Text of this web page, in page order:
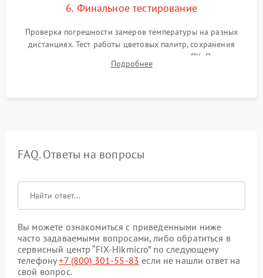
6. Финальное тестирование
Проверка погрешности замеров температуры на разных
дистанциях. Тест работы цветовых палитр, сохранения
термограмм в память и передачи данных на ПК. Проверка
автономности работы и итоговый контроль качества.
Подробнее
FAQ. Ответы на вопросы
Вы можете ознакомиться с приведенными ниже
часто задаваемыми вопросами, либо обратиться в
сервисный центр “FIX-Hikmicro” по следующему
телефону+7 (800) 301-55-83 если не нашли ответ на
свой вопрос.